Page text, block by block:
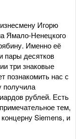
Игорю
Ямало-Ненецкого
Именно её
пары десятков
три знаковые
нас с
получила
рублей. Есть
тем,
Siemens, и